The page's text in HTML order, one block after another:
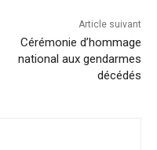
Article suivant
Cérémonie d’hommage
national aux gendarmes
décédés